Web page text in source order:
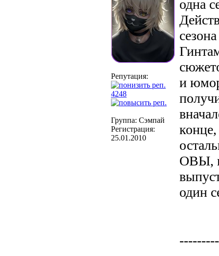
Репутация:
4248
Группа: Сэмпай
Регистрация:
25.01.2010
одна
и
ОВЫ,
один